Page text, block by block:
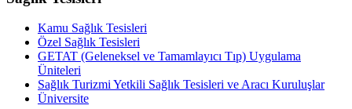
Kamu Sağlık Tesisleri
Özel Sağlık Tesisleri
GETAT (Geleneksel ve Tamamlayıcı Tıp) Uygulama
Üniteleri
Sağlık Turizmi Yetkili Sağlık Tesisleri ve Aracı Kuruluşlar
Üniversite